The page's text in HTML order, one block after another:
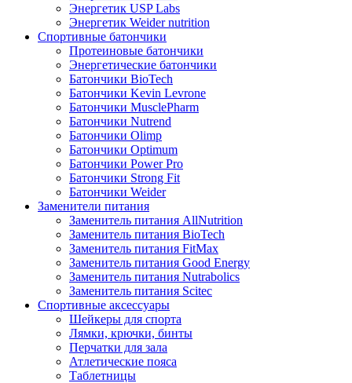
Энергетик USP Labs
Энергетик Weider nutrition
Спортивные батончики
Протеиновые батончики
Энергетические батончики
Батончики BioTech
Батончики Kevin Levrone
Батончики MusclePharm
Батончики Nutrend
Батончики Olimp
Батончики Optimum
Батончики Power Pro
Батончики Strong Fit
Батончики Weider
Заменители питания
Заменитель питания AllNutrition
Заменитель питания BioTech
Заменитель питания FitMax
Заменитель питания Good Energy
Заменитель питания Nutrabolics
Заменитель питания Scitec
Спортивные аксессуары
Шейкеры для спорта
Лямки, крючки, бинты
Перчатки для зала
Атлетические пояса
Таблетницы